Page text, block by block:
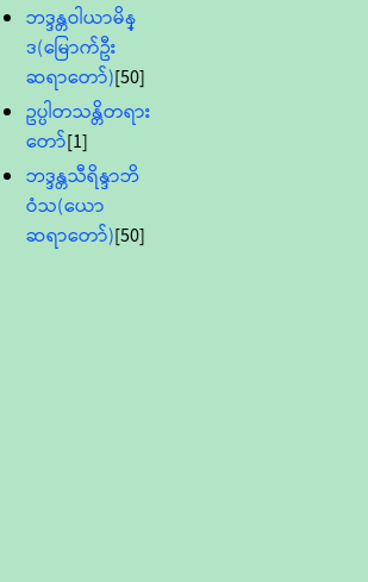
ဘဒ္ဒန္တဝါယာမိန္
ဒ(မြောက်ဦး
ဆရာတော်)[50]
ဥပ္ပါတသန္တိတရား
တော်[1]
ဘဒ္ဒန္တသီရိန္ဒာဘိ
ဝံသ(ယော
ဆရာတော်)[50]